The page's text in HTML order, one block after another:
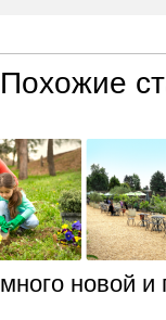
Похожие
много новой